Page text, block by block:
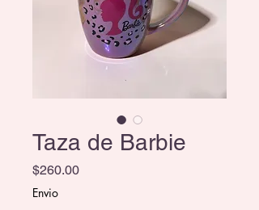
Taza de Barbie
$260.00Precio
Envio